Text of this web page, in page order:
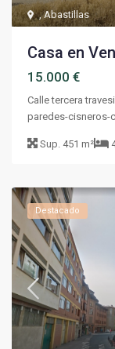
,Abastillas
Casa en
15.000 €
Calle tercera
paredes-cisneros-
Sup. 451 m²
Destacado